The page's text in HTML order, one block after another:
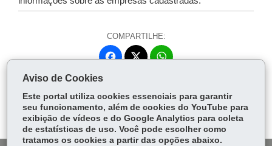
COMPARTILHE:
Fa
ok
itt
er
W
Ap
p
Aviso de Cookies
Este portal utiliza cookies essenciais para garantir
seu funcionamento, além de cookies do YouTube para
exibição de vídeos e do Google Analytics para coleta
de estatísticas de uso. Você pode escolher como
tratamos os cookies a partir das opções abaixo.